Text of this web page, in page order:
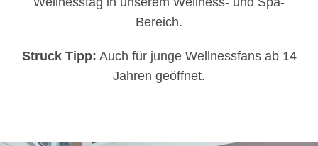
Bereich.
Struck Tipp: Auch für junge Wellnessfans ab 14
Jahren geöffnet.